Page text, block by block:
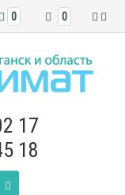
0
0
17
18